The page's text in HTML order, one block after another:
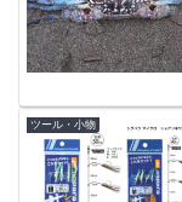
ツール・小物